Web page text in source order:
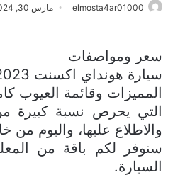
elmosta4ar01000 مارس 30, 2024
سعر ومواصفات
سيارة هونداي اكسنت
المميزات وقائمة العيوب
التي يحرص نسبة كبيرة
والاطلاع عليها، واليوم من
سنوفر لكم باقة من
السيارة.